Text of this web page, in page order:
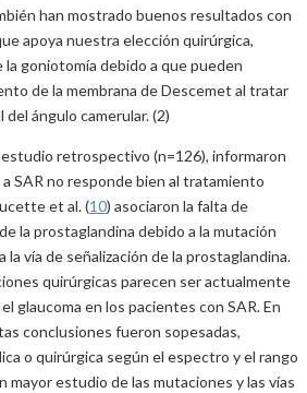
han mostrado buenos resultados con
apoya nuestra elección quirúrgica,
goniotomía debido a que pueden
de la membrana de Descemet al tratar
ángulo camerular. (2)
estudio retrospectivo (n=126), informaron
SAR no responde bien al tratamiento
et al. (10) asociaron la falta de
la prostaglandina debido a la mutación
la vía de señalización de la prostaglandina.
quirúrgicas parecen ser actualmente
glaucoma en los pacientes con SAR. En
conclusiones fueron sopesadas,
o quirúrgica según el espectro y el rango
mayor estudio de las mutaciones y las vías